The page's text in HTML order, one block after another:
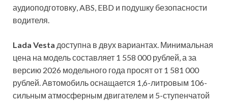
аудиоподготовку, ABS, EBD и подушку безопасности
водителя.
Lada Vesta доступна в двух вариантах. Минимальная
цена на модель составляет 1 558 000 рублей, а за
версию 2026 модельного года просят от 1 581 000
рублей. Автомобиль оснащается 1,6-литровым 106-
сильным атмосферным двигателем и 5-ступенчатой